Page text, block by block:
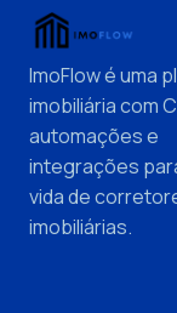
ImoFlow é uma
imobiliária com
automações e
integrações
vida de
imobiliárias.